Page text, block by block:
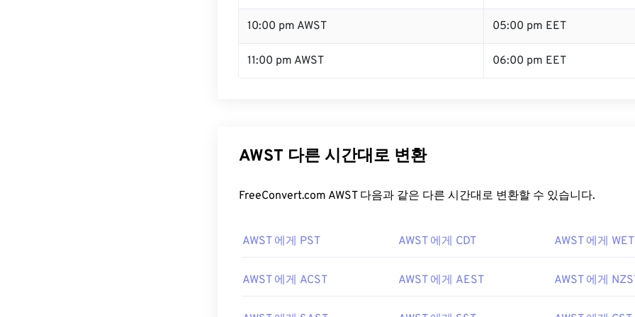
10:00 pm AWST 05:00 pm EET
11:00 pm AWST 06:00 pm EET
AWST 다른 시간대로 변환
FreeConvert.com AWST 다음과 같은 다른 시간대로 변환할 수 있습니다.
AWST 에게 PST AWST 에게 CDT AWST 에게 WET
AWST 에게 ACST AWST 에게 AEST AWST 에게